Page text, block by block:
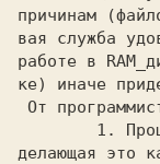
причинам
вая служба
работе в
ке) иначе
делающая это